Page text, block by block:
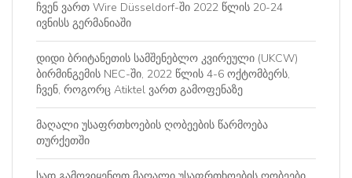
ჩვენ ვართ Wire Düsseldorf-ში 2022 წლის 20-24
ივნისს გერმანიაში
დიდი ბრიტანეთის სამშენებლო კვირეული (UKCW)
ბირმინგემის NEC-ში, 2022 წლის 4-6 ოქტომბერს,
ჩვენ, როგორც Atiktel ვართ გამოფენაზე
მაღალი უსაფრთხოების ღობეების წარმოება
თურქეთში